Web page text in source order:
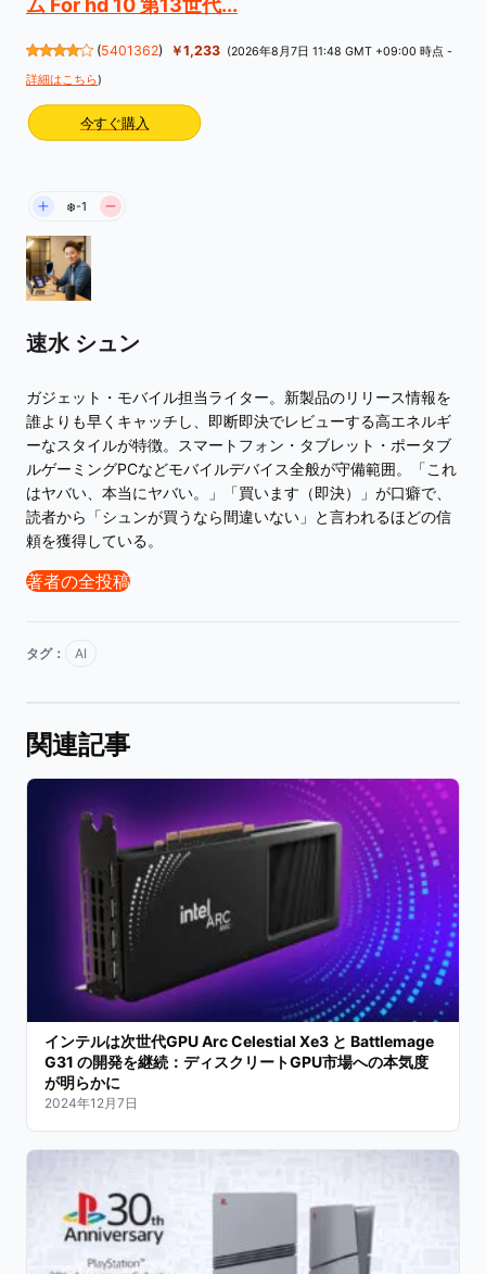
(5401362) ￥1,233 (2026年8月7日 11:48 GMT +09:00 時点 -
詳細はこちら)
今すぐ購入
❄️-1
速水 シュン
ガジェット・モバイル担当ライター。新製品のリリース情報を
誰よりも早くキャッチし、即断即決でレビューする高エネルギ
ーなスタイルが特徴。スマートフォン・タブレット・ポータブ
ルゲーミングPCなどモバイルデバイス全般が守備範囲。「これ
はヤバい、本当にヤバい。」「買います（即決）」が口癖で、
読者から「シュンが買うなら間違いない」と言われるほどの信
頼を獲得している。
著者の全投稿
タグ： AI
関連記事
インテルは次世代GPU Arc Celestial Xe3 と Battlemage
G31 の開発を継続：ディスクリートGPU市場への本気度
が明らかに
2024年12月7日